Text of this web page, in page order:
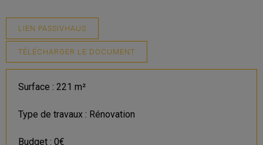
LIEN PASSIVHAUS
TÉLÉCHARGER LE DOCUMENT
Surface : 221 m²
Type de travaux : Rénovation
Budget : 0€